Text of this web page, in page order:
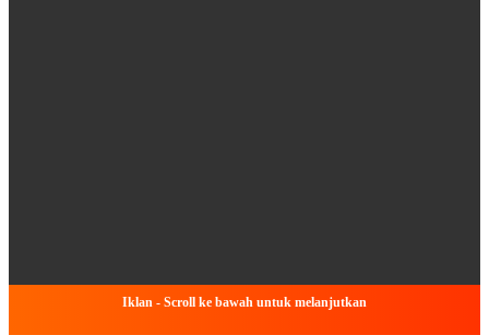
Iklan - Scroll ke bawah untuk melanjutkan